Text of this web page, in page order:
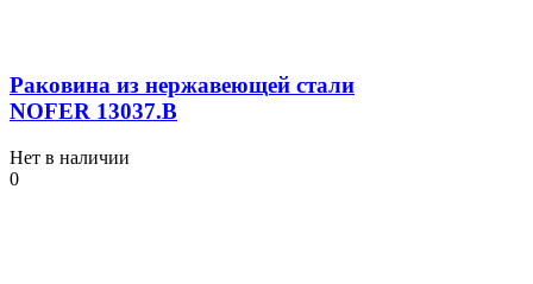
Раковина из нержавеющей стали
NOFER 13037.B
Нет в наличии
0